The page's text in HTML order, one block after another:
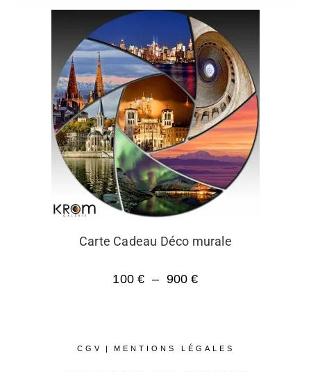
Carte Cadeau Déco murale
100€ – 900€
CGV MENTIONS LÉGALES